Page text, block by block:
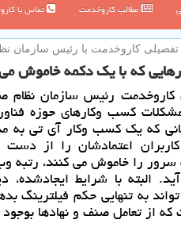
مطالب كاروخدمت تماس با
كاروخدمت با رئیس سازمان
كه با یك دكمه خاموش
رئیس سازمان نظام
كسب وكارهای حوزه
كه یك كسب وكار آی تی به
اعتمادشان را از
سرور را خاموش می كنند، رتبه
البته با شرایط
به تنهایی حكم فیلترینگ
از تعامل صنف و نهادها